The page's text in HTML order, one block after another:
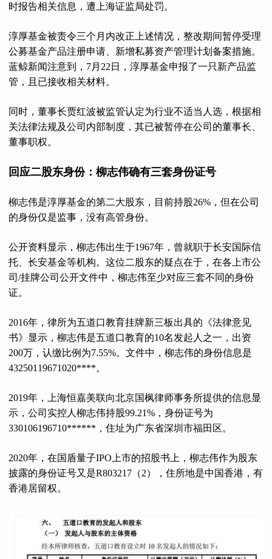
时报告相关信息，遭上海证监局处罚。
淳厚基金被责令三个月内改正上述情况，整改期间暂停受理
公募基金产品注册申请、新增私募资产管理计划备案措施。
蓝鲸新闻注意到，7月22日，淳厚基金申报了一只新产品监
管，且已接收相关材料。
同时，董事长贾红波被监管认定为行业不适当人选，根据相
关法律法规及公司内部制度，其已被暂停在公司的董事长、
董事职权。
回应二股东身份：柳志伟确有三套身份证号
柳志伟是淳厚基金的第二大股东，目前持股26%，但在公司
的身份仅是监事，没有高管身份。
公开资料显示，柳志伟出生于1967年，曾就职于长安国际信
托、长安基金等机构。这位二股东的疑点在于，在各上市公
司/挂牌公司公开文件中，柳志伟至少对应三套不同的身份
证。
2016年，律所为五道口教育挂牌新三板出具的《法律意见
书》显示，柳志伟是五道口教育的10名发起人之一，出资
200万，认缴比例为7.55%。文件中，柳志伟的身份信息是
43250119671020****。
2019年，上海恒嘉美联向北京国枫律师事务所提供的信息显
示，公司实控人柳志伟持股99.21%，身份证号为
330106196710******，住址为广东省深圳市福田区。
2020年，在国盾量子IPO上市的招股书上，柳志伟作为股东
披露的身份证号又是R803217（2），住所地是中国香港，有
香港居留权。